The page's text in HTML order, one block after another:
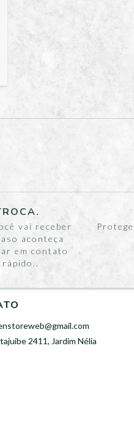
vai receber
aconteça
em contato
2411, Jardim Nélia